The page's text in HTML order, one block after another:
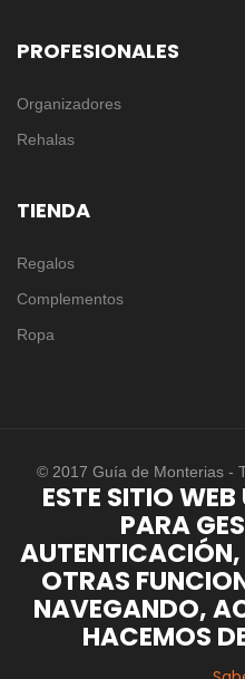
PROFESIONALES
Organizadores
Rehalas
TIENDA
Regalos
Complementos
Ropa
© 2017 Guía de Monterias -
ESTE SITIO
PARA
OTRAS
NAVEGANDO,
HACEMOS